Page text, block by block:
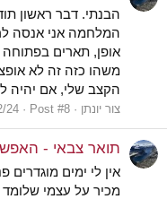
הבנתי. דבר ראשון
המלחמה אני אנסה
אופן, תארים
משהו כזה זה לא
הקצב שלי, אם יהיה
צור יונתן Post #8
24
תואר צבאי -
אין לי ימים מוגדרים
מכיר על עצמי שלומד